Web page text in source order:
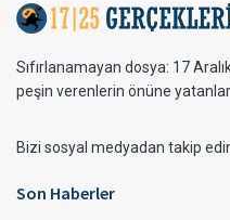
Sıfırlanamayan dosya: 17
peşin verenlerin önüne
Bizi sosyal medyadan takip
Son Haberler